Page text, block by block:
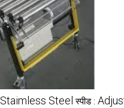
Staimless Steel स्पीड :